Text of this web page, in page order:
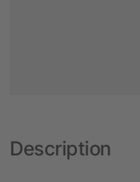
Description